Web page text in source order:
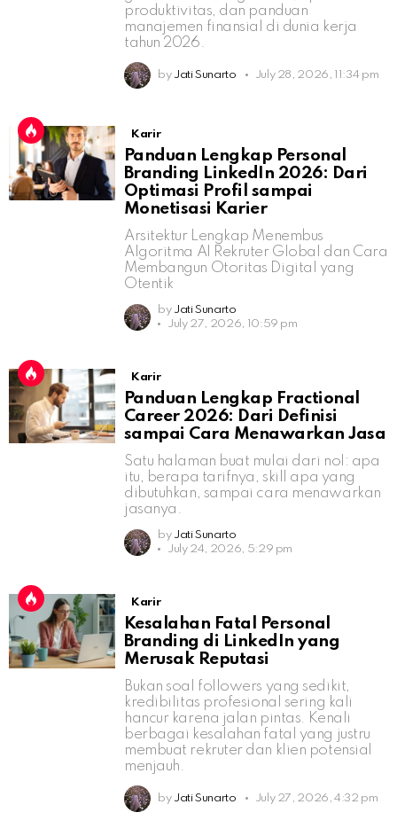
produktivitas, dan panduan
manajemen finansial di dunia kerja
tahun 2026.
by Jati Sunarto July 28, 2026, 11:34 pm
Karir
Panduan Lengkap Personal
Branding LinkedIn 2026: Dari
Optimasi Profil sampai
Monetisasi Karier
Arsitektur Lengkap Menembus
Algoritma AI Rekruter Global dan Cara
Membangun Otoritas Digital yang
Otentik
by Jati Sunarto
July 27, 2026, 10:59 pm
Karir
Panduan Lengkap Fractional
Career 2026: Dari Definisi
sampai Cara Menawarkan Jasa
Satu halaman buat mulai dari nol: apa
itu, berapa tarifnya, skill apa yang
dibutuhkan, sampai cara menawarkan
jasanya.
by Jati Sunarto
July 24, 2026, 5:29 pm
Karir
Kesalahan Fatal Personal
Branding di LinkedIn yang
Merusak Reputasi
Bukan soal followers yang sedikit,
kredibilitas profesional sering kali
hancur karena jalan pintas. Kenali
berbagai kesalahan fatal yang justru
membuat rekruter dan klien potensial
menjauh.
by Jati Sunarto July 27, 2026, 4:32 pm